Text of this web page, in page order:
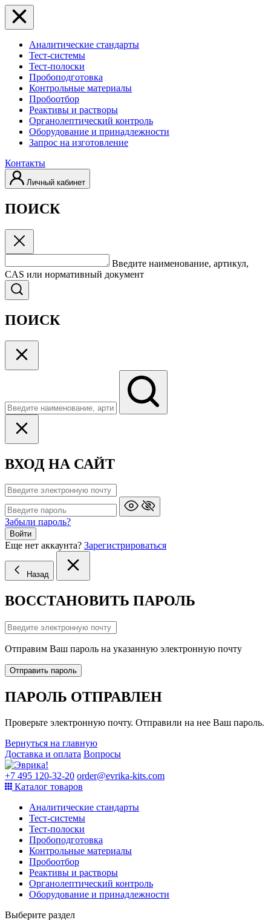
Аналитические стандарты
Тест-системы
Тест-полоски
Пробоподготовка
Контрольные материалы
Пробоотбор
Реактивы и растворы
Органолептический контроль
Оборудование и принадлежности
Запрос на изготовление
Контакты
Личный кабинет
ПОИСК
Введите наименование, артикул,
CAS или нормативный документ
ПОИСК
ВХОД НА САЙТ
Забыли пароль?
Войти
Еще нет аккаунта? Зарегистрироваться
Назад
ВОССТАНОВИТЬ ПАРОЛЬ
Отправим Ваш пароль на указанную электронную почту
Отправить пароль
ПАРОЛЬ ОТПРАВЛЕН
Проверьте электронную почту. Отправили на нее Ваш пароль.
Вернуться на главную
Доставка и оплата Вопросы
+7 495 120-32-20 order@evrika-kits.com
Каталог товаров
Аналитические стандарты
Тест-системы
Тест-полоски
Пробоподготовка
Контрольные материалы
Пробоотбор
Реактивы и растворы
Органолептический контроль
Оборудование и принадлежности
Выберите раздел